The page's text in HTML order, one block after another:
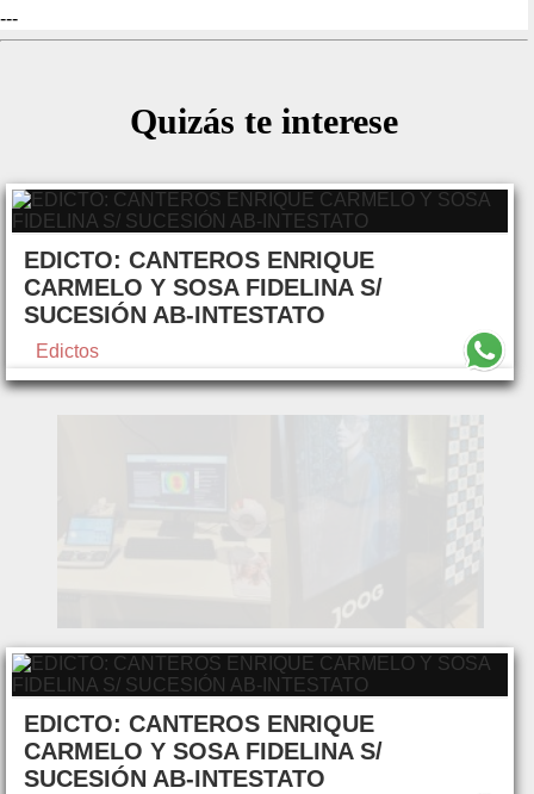
---
Quizás te interese
EDICTO: CANTEROS ENRIQUE
CARMELO Y SOSA FIDELINA S/
SUCESIÓN AB-INTESTATO
Edictos
EDICTO: CANTEROS ENRIQUE
CARMELO Y SOSA FIDELINA S/
SUCESIÓN AB-INTESTATO